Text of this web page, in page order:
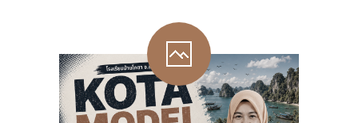
---- เจตนารมณ์ของ พ.ร.บ.
---- พ.ร.บ. และอนุบัญญัติ
---- พ.ร.ฎ. ขยายเวลาใช้บังคับ พ.ร.บ.พื้นที่นวัตกรรมการ
ศึกษา พ.ศ. 252 พ.ศ. 2569